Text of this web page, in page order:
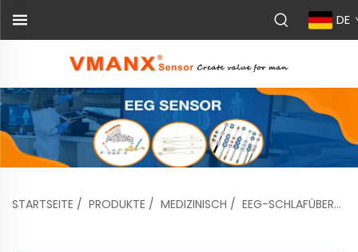
DE
STARTSEITE / PRODUKTE / MEDIZINISCH / EEG-SCHLAFÜBERWACHUNGSSENSOR UND EINWEG-EEG-SENSOR